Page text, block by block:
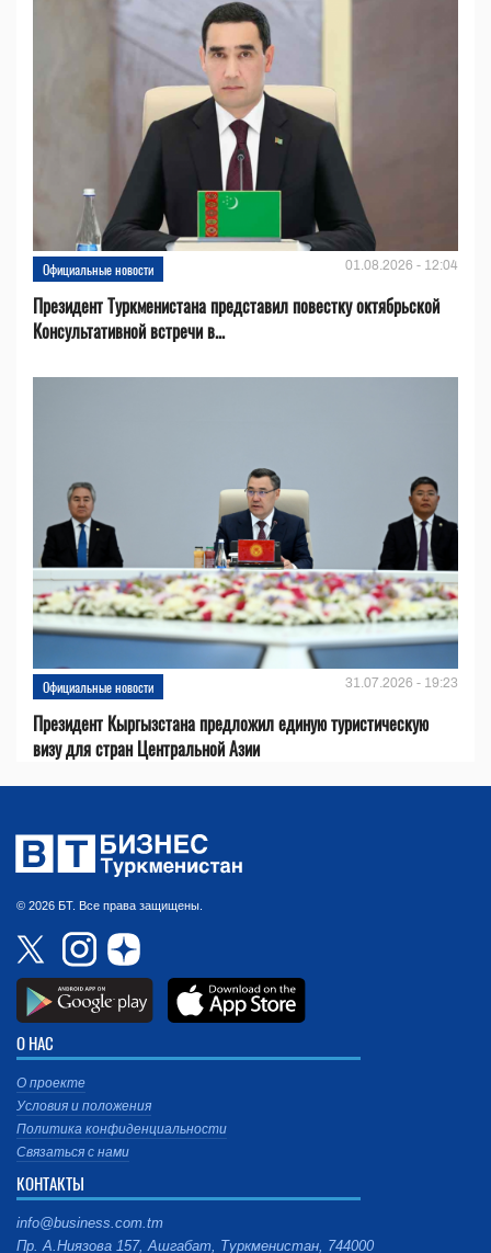
Официальные новости 01.08.2026 - 12:04
Президент Туркменистана представил повестку октябрьской
Консультативной встречи в...
Официальные новости 31.07.2026 - 19:23
Президент Кыргызстана предложил единую туристическую
визу для стран Центральной Азии
© 2026 БТ. Все права защищены.
О НАС
О проекте
Условия и положения
Политика конфиденциальности
Связаться с нами
КОНТАКТЫ
info@business.com.tm
Пр. А.Ниязова 157, Ашгабат, Туркменистан, 744000